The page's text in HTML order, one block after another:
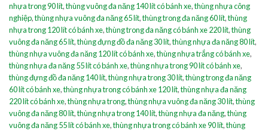
nhựa trong 90 lít,thùng vuông đa năng 140 lít có bánh xe,thùng nhựa công
nghiệp,thùng nhựa vuông đa năng 65 lít,thùng trong đa năng 60 lít,thùng
nhựa trong 120 lít có bánh xe,thùng trong đa năng có bánh xe 220 lít,thùng
vuông đa năng 65 lít,thùng đựng đồ đa năng 30 lít,thùng nhựa đa năng 80 lít,
thùng nhựa vuông đa năng 120 lít có bánh xe,thùng nhựa trắng có bánh xe,
thùng nhựa đa năng 55 lít có bánh xe,thùng nhựa trong 90 lít có bánh xe,
thùng đựng đồ đa năng 140 lít,thùng nhựa trong 30 lít,thùng trong đa năng
60 lít có bánh xe,thùng nhựa trong có bánh xe 120 lít,thùng nhựa đa năng
220 lít có bánh xe,thùng nhựa trong,thùng nhựa vuông đa năng 30 lít,thùng
vuông đa năng 80 lít,thùng nhựa trong 140 lít,thùng nhựa đa năng,thùng
vuông đa năng 55 lít có bánh xe,thùng nhựa trong có bánh xe 90 lít,thùng